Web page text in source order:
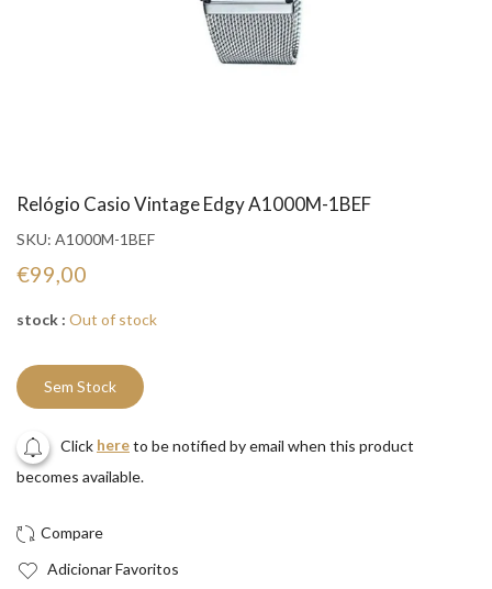
Relógio Casio Vintage Edgy A1000M-1BEF
SKU: A1000M-1BEF
€99,00
stock : Out of stock
Sem Stock
Click hereto be notified by email when this product
becomes available.
Adicionar Favoritos